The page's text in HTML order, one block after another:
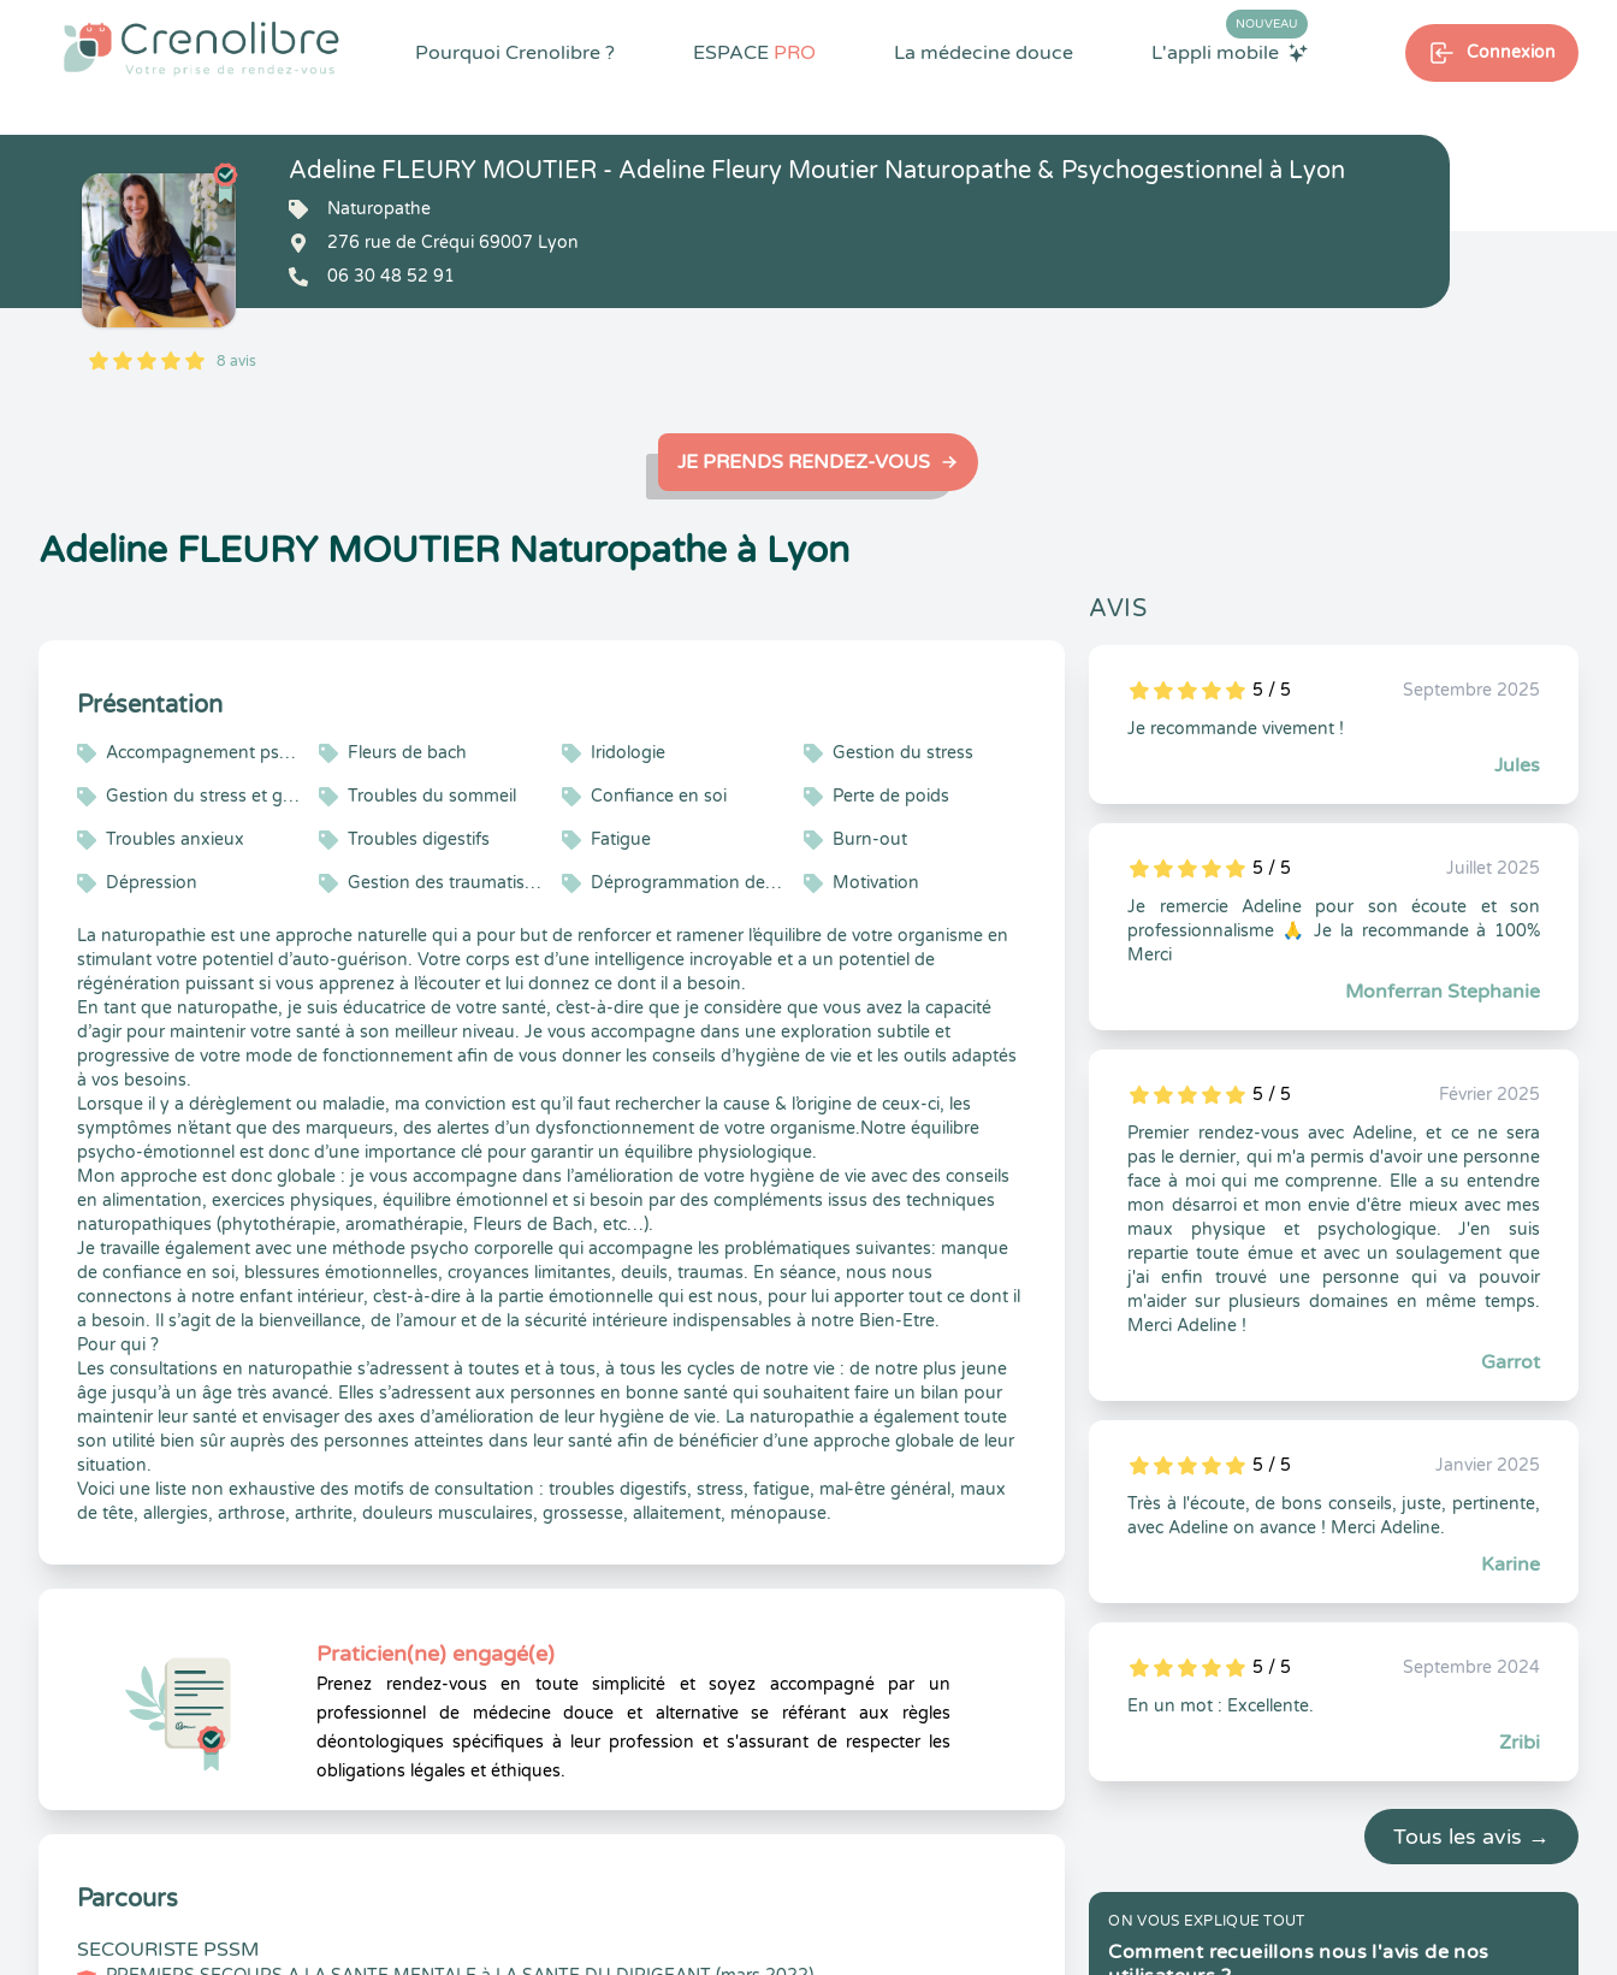
Pourquoi Crenolibre ? ESPACE PRO La médecine douce L'appli mobile
NOUVEAU
Connexion
5
1
5
8 8 avis
Adeline FLEURY MOUTIER - Adeline Fleury Moutier Naturopathe & Psychogestionnel à Lyon
Naturopathe
276 rue de Créqui 69007 Lyon
06 30 48 52 91
JE PRENDS RENDEZ-VOUS
Adeline FLEURY MOUTIER Naturopathe à Lyon
Présentation
Accompagnement psychogestionnel Fleurs de bach Iridologie Gestion du stress
Gestion du stress et gestion émotionnelle Troubles du sommeil Confiance en soi Perte de poids
Troubles anxieux Troubles digestifs Fatigue Burn-out
Dépression Gestion des traumatismes Déprogrammation des croyances Motivation
La naturopathie est une approche naturelle qui a pour but de renforcer et ramener l’équilibre de votre organisme en
stimulant votre potentiel d’auto-guérison. Votre corps est d’une intelligence incroyable et a un potentiel de
régénération puissant si vous apprenez à l’écouter et lui donnez ce dont il a besoin.
En tant que naturopathe, je suis éducatrice de votre santé, c’est-à-dire que je considère que vous avez la capacité
d’agir pour maintenir votre santé à son meilleur niveau. Je vous accompagne dans une exploration subtile et
progressive de votre mode de fonctionnement afin de vous donner les conseils d’hygiène de vie et les outils adaptés
à vos besoins.
Lorsque il y a dérèglement ou maladie, ma conviction est qu’il faut rechercher la cause & l’origine de ceux-ci, les
symptômes n’étant que des marqueurs, des alertes d’un dysfonctionnement de votre organisme.Notre équilibre
psycho-émotionnel est donc d’une importance clé pour garantir un équilibre physiologique.
Mon approche est donc globale : je vous accompagne dans l’amélioration de votre hygiène de vie avec des conseils
en alimentation, exercices physiques, équilibre émotionnel et si besoin par des compléments issus des techniques
naturopathiques (phytothérapie, aromathérapie, Fleurs de Bach, etc…).
Je travaille également avec une méthode psycho corporelle qui accompagne les problématiques suivantes: manque
de confiance en soi, blessures émotionnelles, croyances limitantes, deuils, traumas. En séance, nous nous
connectons à notre enfant intérieur, c’est-à-dire à la partie émotionnelle qui est nous, pour lui apporter tout ce dont il
a besoin. Il s’agit de la bienveillance, de l’amour et de la sécurité intérieure indispensables à notre Bien-Etre.
Pour qui ?
Les consultations en naturopathie s’adressent à toutes et à tous, à tous les cycles de notre vie : de notre plus jeune
âge jusqu’à un âge très avancé. Elles s’adressent aux personnes en bonne santé qui souhaitent faire un bilan pour
maintenir leur santé et envisager des axes d’amélioration de leur hygiène de vie. La naturopathie a également toute
son utilité bien sûr auprès des personnes atteintes dans leur santé afin de bénéficier d’une approche globale de leur
situation.
Voici une liste non exhaustive des motifs de consultation : troubles digestifs, stress, fatigue, mal-être général, maux
de tête, allergies, arthrose, arthrite, douleurs musculaires, grossesse, allaitement, ménopause.
Praticien(ne) engagé(e)
Prenez rendez-vous en toute simplicité et soyez accompagné par un
professionnel de médecine douce et alternative se référant aux règles
déontologiques spécifiques à leur profession et s'assurant de respecter les
obligations légales et éthiques.
Parcours
SECOURISTE PSSM
AVIS
5
1
5
0 5 / 5
Septembre 2025
Je recommande vivement !
Jules
5
1
5
0 5 / 5
Juillet 2025
Je remercie Adeline pour son écoute et son
professionnalisme 🙏 Je la recommande à 100%
Merci
Monferran Stephanie
5
1
5
0 5 / 5
Février 2025
Premier rendez-vous avec Adeline, et ce ne sera
pas le dernier, qui m'a permis d'avoir une personne
face à moi qui me comprenne. Elle a su entendre
mon désarroi et mon envie d'être mieux avec mes
maux physique et psychologique. J'en suis
repartie toute émue et avec un soulagement que
j'ai enfin trouvé une personne qui va pouvoir
m'aider sur plusieurs domaines en même temps.
Merci Adeline !
Garrot
5
1
5
0 5 / 5
Janvier 2025
Très à l'écoute, de bons conseils, juste, pertinente,
avec Adeline on avance ! Merci Adeline.
Karine
5
1
5
0 5 / 5
Septembre 2024
En un mot : Excellente.
Zribi
Tous les avis →
ON VOUS EXPLIQUE TOUT
Comment recueillons nous l'avis de nos